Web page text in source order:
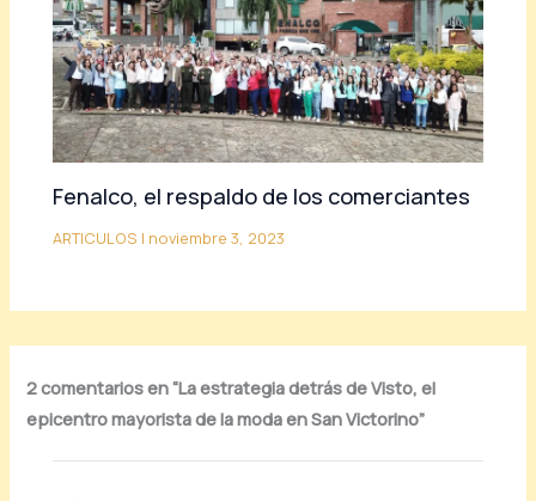
Fenalco, el respaldo de los comerciantes
ARTICULOS | noviembre 3, 2023
2 comentarios en “La estrategia detrás de Visto, el
epicentro mayorista de la moda en San Victorino”